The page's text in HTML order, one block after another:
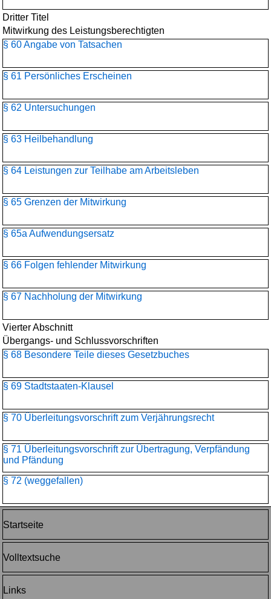
Dritter Titel
Mitwirkung des Leistungsberechtigten
§ 60 Angabe von Tatsachen
§ 61 Persönliches Erscheinen
§ 62 Untersuchungen
§ 63 Heilbehandlung
§ 64 Leistungen zur Teilhabe am Arbeitsleben
§ 65 Grenzen der Mitwirkung
§ 65a Aufwendungsersatz
§ 66 Folgen fehlender Mitwirkung
§ 67 Nachholung der Mitwirkung
Vierter Abschnitt
Übergangs- und Schlussvorschriften
§ 68 Besondere Teile dieses Gesetzbuches
§ 69 Stadtstaaten-Klausel
§ 70 Überleitungsvorschrift zum Verjährungsrecht
§ 71 Überleitungsvorschrift zur Übertragung, Verpfändung
und Pfändung
§ 72 (weggefallen)
Startseite
Volltextsuche
Links